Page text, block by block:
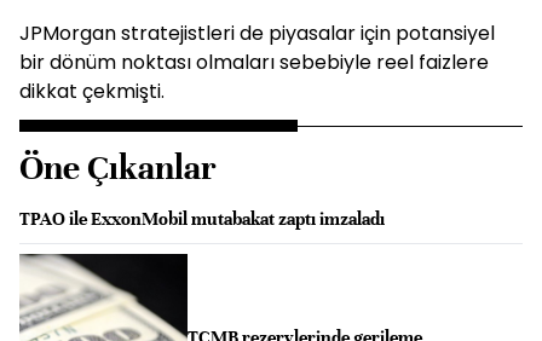
JPMorgan stratejistleri de piyasalar için potansiyel
bir dönüm noktası olmaları sebebiyle reel faizlere
dikkat çekmişti.
Öne Çıkanlar
TPAO ile ExxonMobil mutabakat zaptı imzaladı